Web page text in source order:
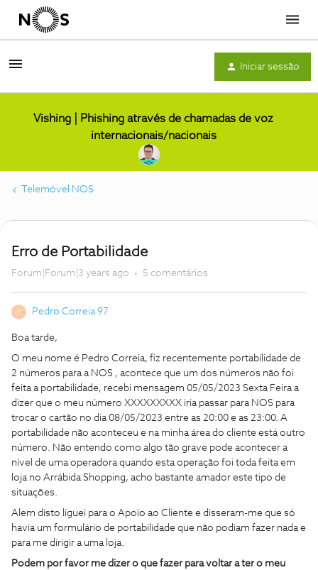
Menu
Iniciar sessão
Vishing | Phishing através de chamadas de voz
internacionais/nacionais
Telemóvel NOS
Erro de Portabilidade
Forum|Forum|3 years ago 5 comentários
P Pedro Correia 97
Boa tarde,
O meu nome é Pedro Correia, fiz recentemente portabilidade de
2 números para a NOS , acontece que um dos números não foi
feita a portabilidade, recebi mensagem 05/05/2023 Sexta Feira a
dizer que o meu número XXXXXXXXX iria passar para NOS para
trocar o cartão no dia 08/05/2023 entre as 20:00 e as 23:00. A
portabilidade não aconteceu e na minha área do cliente está outro
número. Não entendo como algo tão grave pode acontecer a
nível de uma operadora quando esta operação foi toda feita em
loja no Arrábida Shopping, acho bastante amador este tipo de
situações.
Alem disto liguei para o Apoio ao Cliente e disseram-me que só
havia um formulário de portabilidade que não podiam fazer nada e
para me dirigir a uma loja.
Podem por favor me dizer o que fazer para voltar a ter o meu